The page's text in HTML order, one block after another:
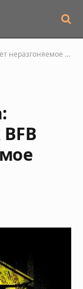
Intel обескуражена: технология ASRock BFB делает неразгоняемое разгоняемым